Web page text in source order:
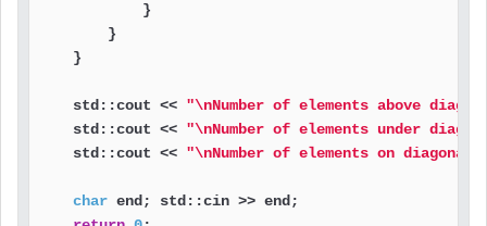
            }
        }
    }
    std::cout <<
"\nNumber of elements above
    std::cout <<
"\nNumber of elements under
    std::cout <<
"\nNumber of elements on
char end; std::cin >> end;